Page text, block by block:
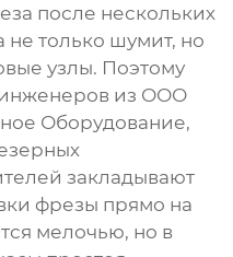
после нескольких
не только шумит, но
узлы. Поэтому
из ООО
Оборудование,
закладывают
фрезы прямо на
мелочью, но в